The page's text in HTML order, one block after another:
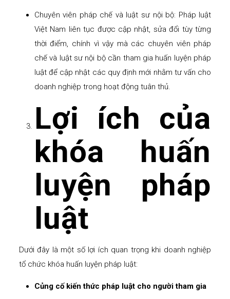
Chuyên viên pháp chế và luật sư nội bộ: Pháp luật
Việt Nam liên tục được cập nhật, sửa đổi tùy từng
thời điểm, chính vì vậy mà các chuyên viên pháp
chế và luật sư nội bộ cần tham gia huấn luyện pháp
luật để cập nhật các quy định mới nhằm tư vấn cho
doanh nghiệp trong hoạt động tuân thủ.
Lợi ích của
khóa huấn
luyện pháp
luật
Dưới đây là một số lợi ích quan trọng khi doanh nghiệp
tổ chức khóa huấn luyện pháp luật:
Củng cố kiến thức pháp luật cho người tham gia